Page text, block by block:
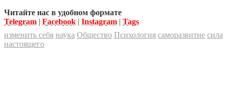
Читайте нас в удобном формате
Telegram | Facebook | Instagram | Tags
изменить себя наука Общество Психология саморазвитие сила
настоящего